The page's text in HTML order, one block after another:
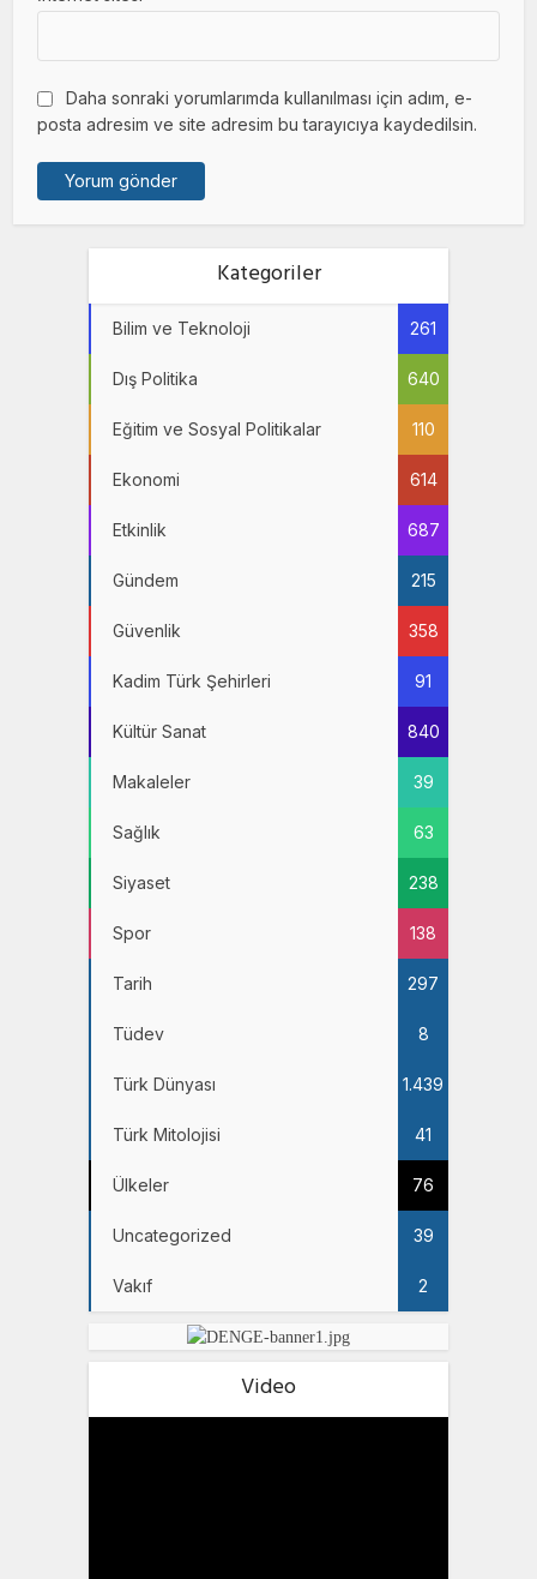
Daha sonraki yorumlarımda kullanılması için adım, e-
posta adresim ve site adresim bu tarayıcıya kaydedilsin.
Kategoriler
Bilim ve Teknoloji 261
Dış Politika 640
Eğitim ve Sosyal Politikalar 110
Ekonomi 614
Etkinlik 687
Gündem 215
Güvenlik 358
Kadim Türk Şehirleri 91
Kültür Sanat 840
Makaleler 39
Sağlık 63
Siyaset 238
Spor 138
Tarih 297
Tüdev 8
Türk Dünyası 1.439
Türk Mitolojisi 41
Ülkeler 76
Uncategorized 39
Vakıf 2
Video